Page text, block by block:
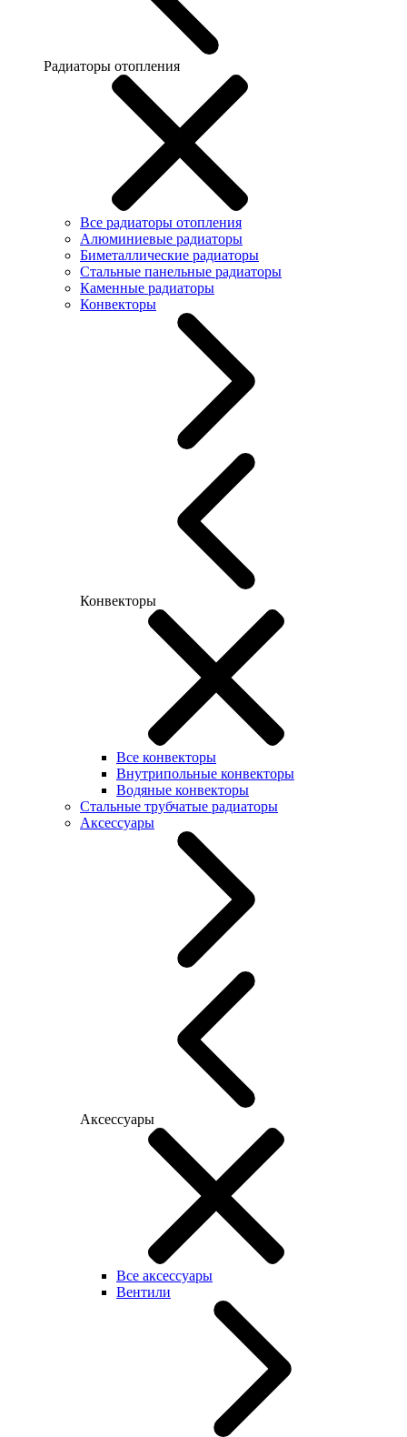
Радиаторы отопления
Все радиаторы отопления
Алюминиевые радиаторы
Биметаллические радиаторы
Стальные панельные радиаторы
Каменные радиаторы
Конвекторы
Конвекторы
Все конвекторы
Внутрипольные конвекторы
Водяные конвекторы
Стальные трубчатые радиаторы
Аксессуары
Аксессуары
Все аксессуары
Вентили